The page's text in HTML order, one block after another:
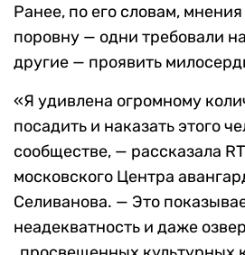
Ранее, по его словам,
поровну — одни требовали
другие — проявить
«Я удивлена огромному
посадить и наказать этого
сообществе, — рассказала
московского Центра
Селиванова. — Это
неадекватность и даже